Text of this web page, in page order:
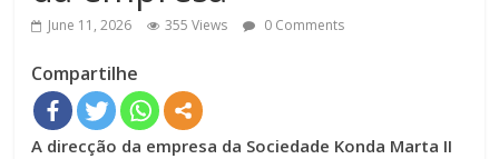
June 11, 2026 355 Views 0 Comments
Compartilhe
A direcção da empresa da Sociedade Konda Marta II